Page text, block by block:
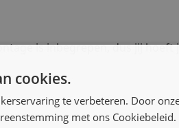
is inbegrepen, dus jij hoeft
cookies.
te verbeteren. Door
met ons Cookiebeleid.